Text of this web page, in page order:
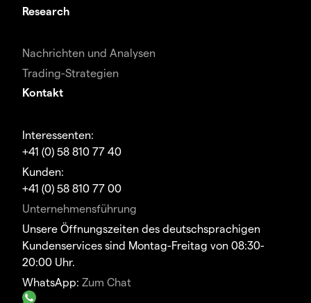
Research
Nachrichten und Analysen
Trading-Strategien
Kontakt
Interessenten:
+41 (0) 58 810 77 40
Kunden:
+41 (0) 58 810 77 00
Unternehmensführung
Unsere Öffnungszeiten des deutschsprachigen
Kundenservices sind Montag-Freitag von 08:30-
20:00 Uhr.
WhatsApp: Zum Chat